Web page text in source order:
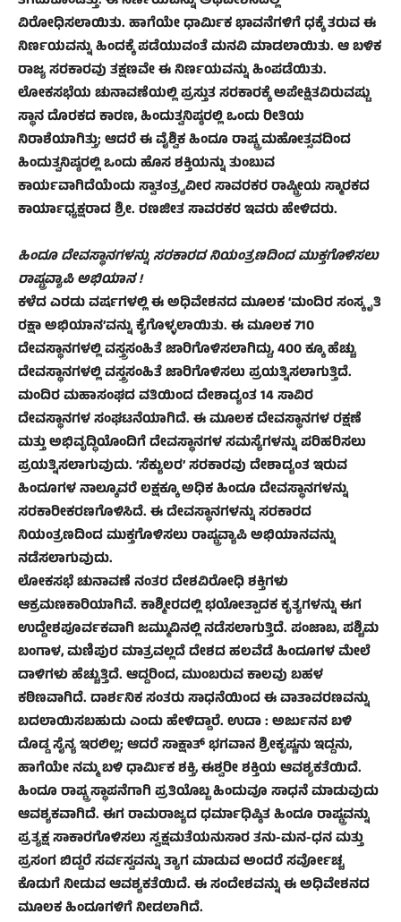
ವಿರೋಧಿಸಲಾಯಿತು. ಹಾಗೆಯೇ ಧಾರ್ಮಿಕ ಭಾವನೆಗಳಿಗೆ ಧಕ್ಕೆ ತರುವ ಈ
ನಿರ್ಣಯವನ್ನು ಹಿಂದಕ್ಕೆ ಪಡೆಯುವಂತೆ ಮನವಿ ಮಾಡಲಾಯಿತು. ಆ ಬಳಿಕ
ರಾಜ್ಯ ಸರಕಾರವು ತಕ್ಷಣವೇ ಈ ನಿರ್ಣಯವನ್ನು ಹಿಂಪಡೆಯಿತು.
ಲೋಕಸಭೆಯ ಚುನಾವಣೆಯಲ್ಲಿ ಪ್ರಸ್ತುತ ಸರಕಾರಕ್ಕೆ ಅಪೇಕ್ಷಿತವಿರುವಷ್ಟು
ಸ್ಥಾನ ದೊರಕದ ಕಾರಣ, ಹಿಂದುತ್ವನಿಷ್ಠರಲ್ಲಿ ಒಂದು ರೀತಿಯ
ನಿರಾಶೆಯಾಗಿತ್ತು; ಆದರೆ ಈ ವೈಶ್ವಿಕ ಹಿಂದೂ ರಾಷ್ಟ್ರ ಮಹೋತ್ಸವದಿಂದ
ಹಿಂದುತ್ವನಿಷ್ಠರಲ್ಲಿ ಒಂದು ಹೊಸ ಶಕ್ತಿಯನ್ನು ತುಂಬುವ
ಕಾರ್ಯವಾಗಿದೆಯೆಂದು ಸ್ವಾತಂತ್ರ್ಯವೀರ ಸಾವರಕರ ರಾಷ್ಟ್ರೀಯ ಸ್ಮಾರಕದ
ಕಾರ್ಯಾಧ್ಯಕ್ಷರಾದ ಶ್ರೀ. ರಣಜೀತ ಸಾವರಕರ ಇವರು ಹೇಳಿದರು.
ಹಿಂದೂ ದೇವಸ್ಥಾನಗಳನ್ನು ಸರಕಾರದ ನಿಯಂತ್ರಣದಿಂದ ಮುಕ್ತಗೊಳಿಸಲು
ರಾಷ್ಟ್ರವ್ಯಾಪಿ ಅಭಿಯಾನ !
ಕಳೆದ ಎರಡು ವರ್ಷಗಳಲ್ಲಿ ಈ ಅಧಿವೇಶನದ ಮೂಲಕ ‘ಮಂದಿರ ಸಂಸ್ಕೃತಿ
ರಕ್ಷಾ ಅಭಿಯಾನ’ವನ್ನು ಕೈಗೊಳ್ಳಲಾಯಿತು. ಈ ಮೂಲಕ 710
ದೇವಸ್ಥಾನಗಳಲ್ಲಿ ವಸ್ತ್ರಸಂಹಿತೆ ಜಾರಿಗೊಳಿಸಲಾಗಿದ್ದು, 400 ಕ್ಕೂ ಹೆಚ್ಚು
ದೇವಸ್ಥಾನಗಳಲ್ಲಿ ವಸ್ತ್ರಸಂಹಿತೆ ಜಾರಿಗೊಳಿಸಲು ಪ್ರಯತ್ನಿಸಲಾಗುತ್ತಿದೆ.
ಮಂದಿರ ಮಹಾಸಂಘದ ವತಿಯಿಂದ ದೇಶಾದ್ಯಂತ 14 ಸಾವಿರ
ದೇವಸ್ಥಾನಗಳ ಸಂಘಟನೆಯಾಗಿದೆ. ಈ ಮೂಲಕ ದೇವಸ್ಥಾನಗಳ ರಕ್ಷಣೆ
ಮತ್ತು ಅಭಿವೃದ್ಧಿಯೊಂದಿಗೆ ದೇವಸ್ಥಾನಗಳ ಸಮಸ್ಯೆಗಳನ್ನು ಪರಿಹರಿಸಲು
ಪ್ರಯತ್ನಿಸಲಾಗುವುದು. ‘ಸೆಕ್ಯುಲರ’ ಸರಕಾರವು ದೇಶಾದ್ಯಂತ ಇರುವ
ಹಿಂದೂಗಳ ನಾಲ್ಕೂವರೆ ಲಕ್ಷಕ್ಕೂ ಅಧಿಕ ಹಿಂದೂ ದೇವಸ್ಥಾನಗಳನ್ನು
ಸರಕಾರೀಕರಣಗೊಳಿಸಿದೆ. ಈ ದೇವಸ್ಥಾನಗಳನ್ನು ಸರಕಾರದ
ನಿಯಂತ್ರಣದಿಂದ ಮುಕ್ತಗೊಳಿಸಲು ರಾಷ್ಟ್ರವ್ಯಾಪಿ ಅಭಿಯಾನವನ್ನು
ನಡೆಸಲಾಗುವುದು.
ಲೋಕಸಭೆ ಚುನಾವಣೆ ನಂತರ ದೇಶವಿರೋಧಿ ಶಕ್ತಿಗಳು
ಆಕ್ರಮಣಕಾರಿಯಾಗಿವೆ. ಕಾಶ್ಮೀರದಲ್ಲಿ ಭಯೋತ್ಪಾದಕ ಕೃತ್ಯಗಳನ್ನು ಈಗ
ಉದ್ದೇಶಪೂರ್ವಕವಾಗಿ ಜಮ್ಮುವಿನಲ್ಲಿ ನಡೆಸಲಾಗುತ್ತಿದೆ. ಪಂಜಾಬ, ಪಶ್ಚಿಮ
ಬಂಗಾಳ, ಮಣಿಪುರ ಮಾತ್ರವಲ್ಲದೆ ದೇಶದ ಹಲವೆಡೆ ಹಿಂದೂಗಳ ಮೇಲೆ
ದಾಳಿಗಳು ಹೆಚ್ಚುತ್ತಿದೆ. ಆದ್ದರಿಂದ, ಮುಂಬರುವ ಕಾಲವು ಬಹಳ
ಕಠಿಣವಾಗಿದೆ. ದಾರ್ಶನಿಕ ಸಂತರು ಸಾಧನೆಯಿಂದ ಈ ವಾತಾವರಣವನ್ನು
ಬದಲಾಯಿಸಬಹುದು ಎಂದು ಹೇಳಿದ್ದಾರೆ. ಉದಾ : ಅರ್ಜುನನ ಬಳಿ
ದೊಡ್ಡ ಸೈನ್ಯ ಇರಲಿಲ್ಲ; ಆದರೆ ಸಾಕ್ಷಾತ್ ಭಗವಾನ ಶ್ರೀಕೃಷ್ಣನು ಇದ್ದನು,
ಹಾಗೆಯೇ ನಮ್ಮ ಬಳಿ ಧಾರ್ಮಿಕ ಶಕ್ತಿ, ಈಶ್ವರೀ ಶಕ್ತಿಯ ಆವಶ್ಯಕತೆಯಿದೆ.
ಹಿಂದೂ ರಾಷ್ಟ್ರ ಸ್ಥಾಪನೆಗಾಗಿ ಪ್ರತಿಯೊಬ್ಬ ಹಿಂದುವೂ ಸಾಧನೆ ಮಾಡುವುದು
ಆವಶ್ಯಕವಾಗಿದೆ. ಈಗ ರಾಮರಾಜ್ಯದ ಧರ್ಮಾಧಿಷ್ಠಿತ ಹಿಂದೂ ರಾಷ್ಟ್ರವನ್ನು
ಪ್ರತ್ಯಕ್ಷ ಸಾಕಾರಗೊಳಿಸಲು ಸ್ವಕ್ಷಮತೆಯನುಸಾರ ತನು-ಮನ-ಧನ ಮತ್ತು
ಪ್ರಸಂಗ ಬಿದ್ದರೆ ಸರ್ವಸ್ವವನ್ನು ತ್ಯಾಗ ಮಾಡುವ ಅಂದರೆ ಸರ್ವೋಚ್ಚ
ಕೊಡುಗೆ ನೀಡುವ ಆವಶ್ಯಕತೆಯಿದೆ. ಈ ಸಂದೇಶವನ್ನು ಈ ಅಧಿವೇಶನದ
ಮೂಲಕ ಹಿಂದೂಗಳಿಗೆ ನೀಡಲಾಗಿದೆ.